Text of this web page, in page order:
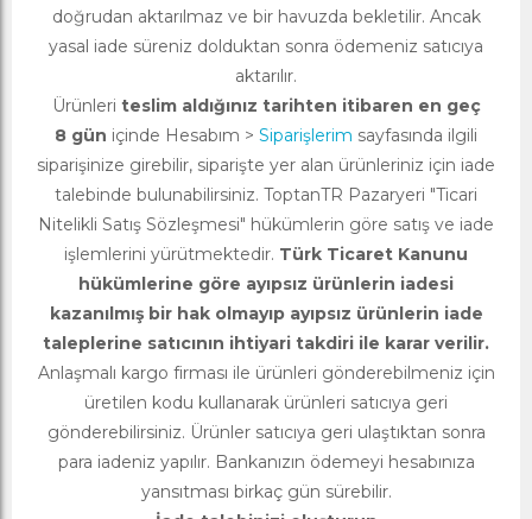
doğrudan aktarılmaz ve bir havuzda bekletilir. Ancak
yasal iade süreniz dolduktan sonra ödemeniz satıcıya
aktarılır.
Ürünleri teslim aldığınız tarihten itibaren en geç
8 gün içinde Hesabım > Siparişlerim sayfasında ilgili
siparişinize girebilir, siparişte yer alan ürünleriniz için iade
talebinde bulunabilirsiniz. ToptanTR Pazaryeri "Ticari
Nitelikli Satış Sözleşmesi" hükümlerin göre satış ve iade
işlemlerini yürütmektedir. Türk Ticaret Kanunu
hükümlerine göre ayıpsız ürünlerin iadesi
kazanılmış bir hak olmayıp ayıpsız ürünlerin iade
taleplerine satıcının ihtiyari takdiri ile karar verilir.
Anlaşmalı kargo firması ile ürünleri gönderebilmeniz için
üretilen kodu kullanarak ürünleri satıcıya geri
gönderebilirsiniz. Ürünler satıcıya geri ulaştıktan sonra
para iadeniz yapılır. Bankanızın ödemeyi hesabınıza
yansıtması birkaç gün sürebilir.